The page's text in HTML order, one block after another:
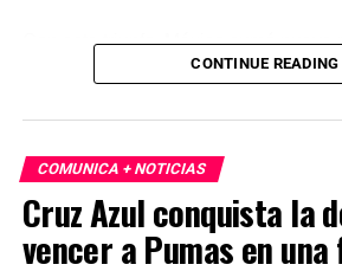
Con este triunfo, México sumó nueve
posibles y logró, por primera vez en
recibir gol. Ahora, el conjunto
ronda de eliminación directa, mientras
quedó eliminada del torneo tras
CONTINUE READING
COMUNICA + NOTICIAS
Cruz Azul conquista la
vencer a Pumas en